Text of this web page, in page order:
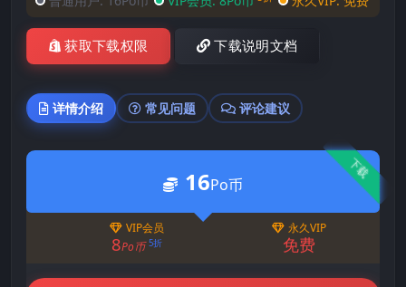
获取下载权限 下载说明文档
详情介绍 常见问题 评论建议
下载
16Po币
VIP会员
8Po币 5折
永久VIP
免费